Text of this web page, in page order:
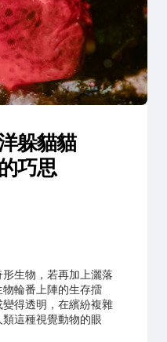
躲貓貓
巧思
生物，若再加上灑落
輪番上陣的生存擂
得透明，在繽紛複雜
這種視覺動物的眼